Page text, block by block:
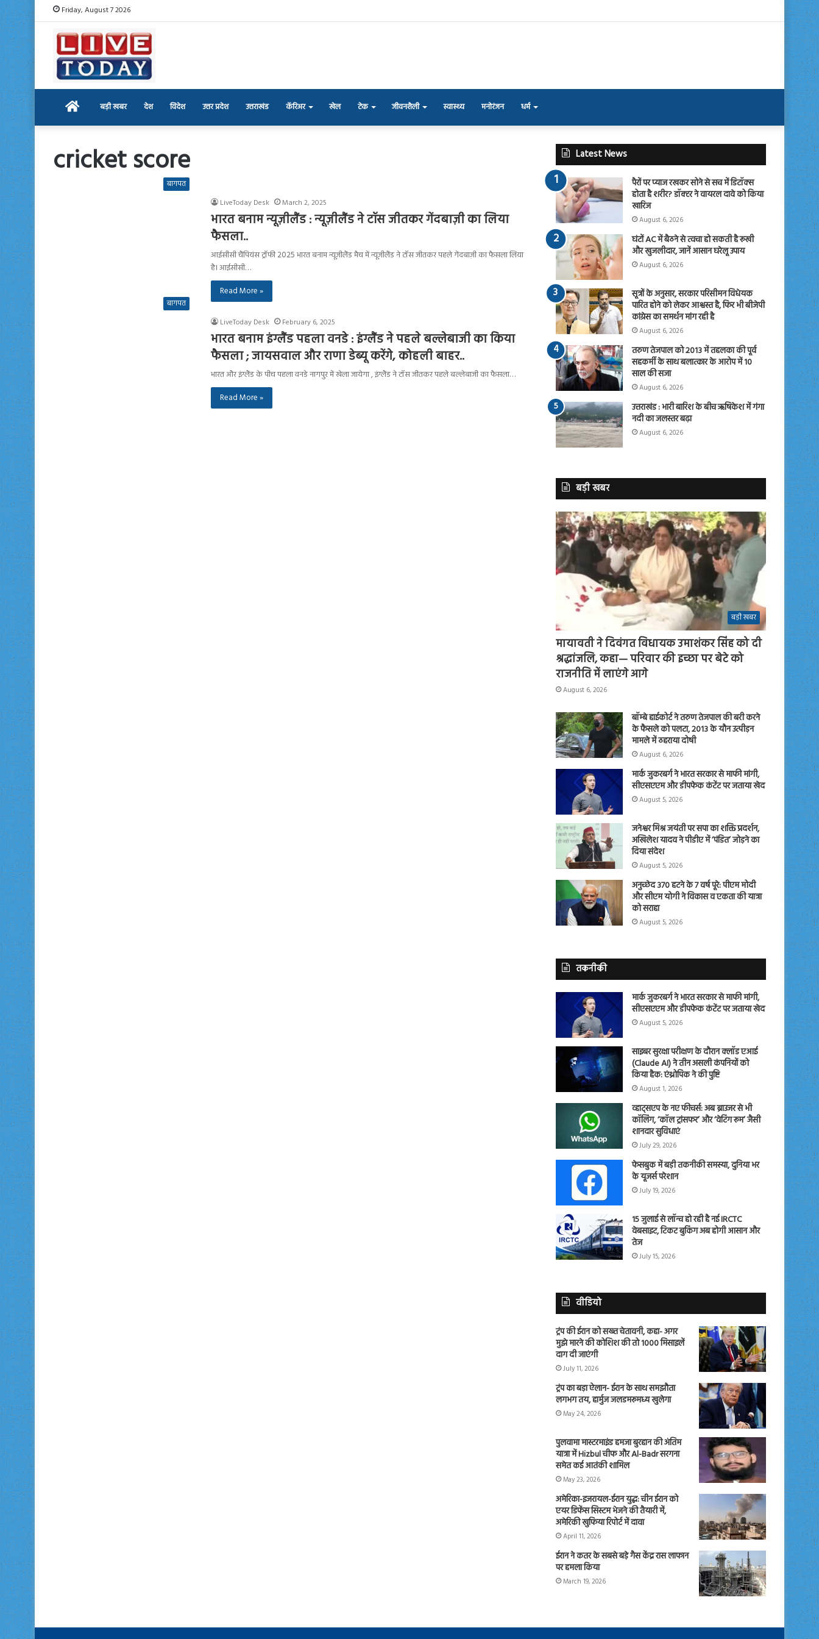
Friday, August 7 2026
Home बड़ी खबर देश विदेश उत्तर प्रदेश उत्तराखंड कॅरिअर खेल टेक जीवनशैली स्वास्थ्य मनोरंजन धर्म
cricket score
बागपत
LiveToday Desk
March 2, 2025
भारत बनाम न्यूज़ीलैंड : न्यूज़ीलैंड ने टॉस जीतकर गेंदबाज़ी का लिया
फैसला..
आईसीसी चैंपियंस ट्रॉफी 2025 भारत बनाम न्यूज़ीलैंड मैच में न्यूज़ीलैंड ने टॉस जीतकर पहले गेंदबाज़ी का फैसला लिया
है। आईसीसी…
Read More »
बागपत
LiveToday Desk
February 6, 2025
भारत बनाम इंग्लैंड पहला वनडे : इंग्लैंड ने पहले बल्लेबाजी का किया
फैसला ; जायसवाल और राणा डेब्यू करेंगे, कोहली बाहर..
भारत और इंग्लैंड के पीच पहला वनडे नागपुर में खेला जायेगा , इंग्लैंड ने टॉस जीतकर पहले बल्लेबाजी का फैसला…
Read More »
Latest News
पैरों पर प्याज रखकर सोने से सच में डिटॉक्स
होता है शरीर? डॉक्टर ने वायरल दावे को किया
खारिज
August 6, 2026
घंटों AC में बैठने से त्वचा हो सकती है रूखी
और खुजलीदार, जानें आसान घरेलू उपाय
August 6, 2026
सूत्रों के अनुसार, सरकार परिसीमन विधेयक
पारित होने को लेकर आश्वस्त है, फिर भी बीजेपी
कांग्रेस का समर्थन मांग रही है
August 6, 2026
तरुण तेजपाल को 2013 में तहलका की पूर्व
सहकर्मी के साथ बलात्कार के आरोप में 10
साल की सजा
August 6, 2026
उत्तराखंड : भारी बारिश के बीच ऋषिकेश में गंगा
नदी का जलस्तर बढ़ा
August 6, 2026
बड़ी खबर
बड़ी खबर
मायावती ने दिवंगत विधायक उमाशंकर सिंह को दी
श्रद्धांजलि, कहा— परिवार की इच्छा पर बेटे को
राजनीति में लाएंगे आगे
August 6, 2026
बॉम्बे हाईकोर्ट ने तरुण तेजपाल की बरी करने
के फैसले को पलटा, 2013 के यौन उत्पीड़न
मामले में ठहराया दोषी
August 6, 2026
मार्क जुकरबर्ग ने भारत सरकार से माफी मांगी,
सीएसएएम और डीपफेक कंटेंट पर जताया खेद
August 5, 2026
जनेश्वर मिश्र जयंती पर सपा का शक्ति प्रदर्शन,
अखिलेश यादव ने पीडीए में ‘पंडित’ जोड़ने का
दिया संदेश
August 5, 2026
अनुच्छेद 370 हटने के 7 वर्ष पूरे: पीएम मोदी
और सीएम योगी ने विकास व एकता की यात्रा
को सराहा
August 5, 2026
तकनीकी
मार्क जुकरबर्ग ने भारत सरकार से माफी मांगी,
सीएसएएम और डीपफेक कंटेंट पर जताया खेद
August 5, 2026
साइबर सुरक्षा परीक्षण के दौरान क्लॉड एआई
(Claude AI) ने तीन असली कंपनियों को
किया हैक: एंथ्रोपिक ने की पुष्टि
August 1, 2026
व्हाट्सएप के नए फीचर्स: अब ब्राउजर से भी
कॉलिंग, ‘कॉल ट्रांसफर’ और ‘वेटिंग रूम’ जैसी
शानदार सुविधाएं
July 29, 2026
फेसबुक में बड़ी तकनीकी समस्या, दुनिया भर
के यूजर्स परेशान
July 19, 2026
15 जुलाई से लॉन्च हो रही है नई IRCTC
वेबसाइट, टिकट बुकिंग अब होगी आसान और
तेज
July 15, 2026
वीडियो
ट्रंप की ईरान को सख्त चेतावनी, कहा- अगर
मुझे मारने की कोशिश की तो 1000 मिसाइलें
दाग दी जाएंगी
July 11, 2026
ट्रंप का बड़ा ऐलान- ईरान के साथ समझौता
लगभग तय, हार्मुज जलडमरूमध्य खुलेगा
May 24, 2026
पुलवामा मास्टरमाइंड हमजा बुरहान की अंतिम
यात्रा में Hizbul चीफ और Al-Badr सरगना
समेत कई आतंकी शामिल
May 23, 2026
अमेरिका-इजरायल-ईरान युद्ध: चीन ईरान को
एयर डिफेंस सिस्टम भेजने की तैयारी में,
अमेरिकी खुफिया रिपोर्ट में दावा
April 11, 2026
ईरान ने कतर के सबसे बड़े गैस केंद्र रास लाफान
पर हमला किया
March 19, 2026